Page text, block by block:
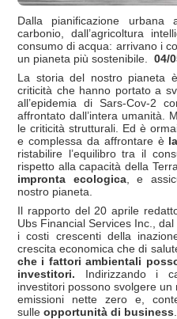
Dalla pianificazione
carbonio, dall’agricoltura
consumo di acqua: arrivano i
un pianeta più sostenibile. 04/
La storia del nostro pianeta
criticità che hanno portato a
all’epidemia di Sars-Cov-2
affrontato dall’intera umanità.
le criticità strutturali. Ed è
e complessa da affrontare è
ristabilire l’equilibro tra il
rispetto alla capacità della
impronta ecologica, e
nostro pianeta.
Il rapporto del 20 aprile
Ubs Financial Services Inc., dal
i costi crescenti della
crescita economica che di
che i fattori ambientali
investitori. Indirizzando i
investitori possono svolgere
emissioni nette zero e,
sulle opportunità di business